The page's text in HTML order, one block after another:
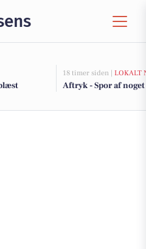
18 timer siden | LOKALT
Aftryk - Spor af